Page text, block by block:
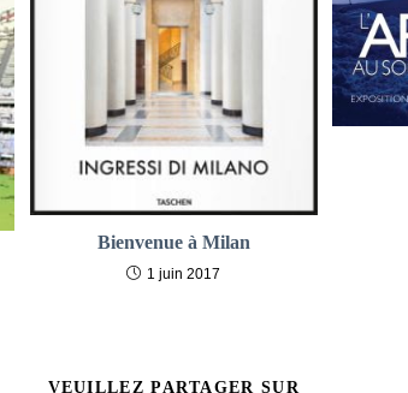
Bienvenue à Milan
1 juin 2017
VEUILLEZ PARTAGER SUR